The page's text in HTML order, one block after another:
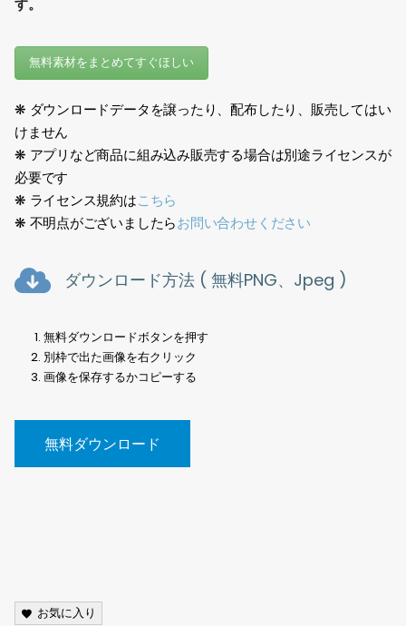
す。
無料素材をまとめてすぐほしい
❋ ダウンロードデータを譲ったり、配布したり、販売してはい
けません
❋ アプリなど商品に組み込み販売する場合は別途ライセンスが
必要です
❋ ライセンス規約はこちら
❋ 不明点がございましたらお問い合わせください
ダウンロード方法 ( 無料PNG、Jpeg )
無料ダウンロードボタンを押す
別枠で出た画像を右クリック
画像を保存するかコピーする
無料ダウンロード
お気に入り